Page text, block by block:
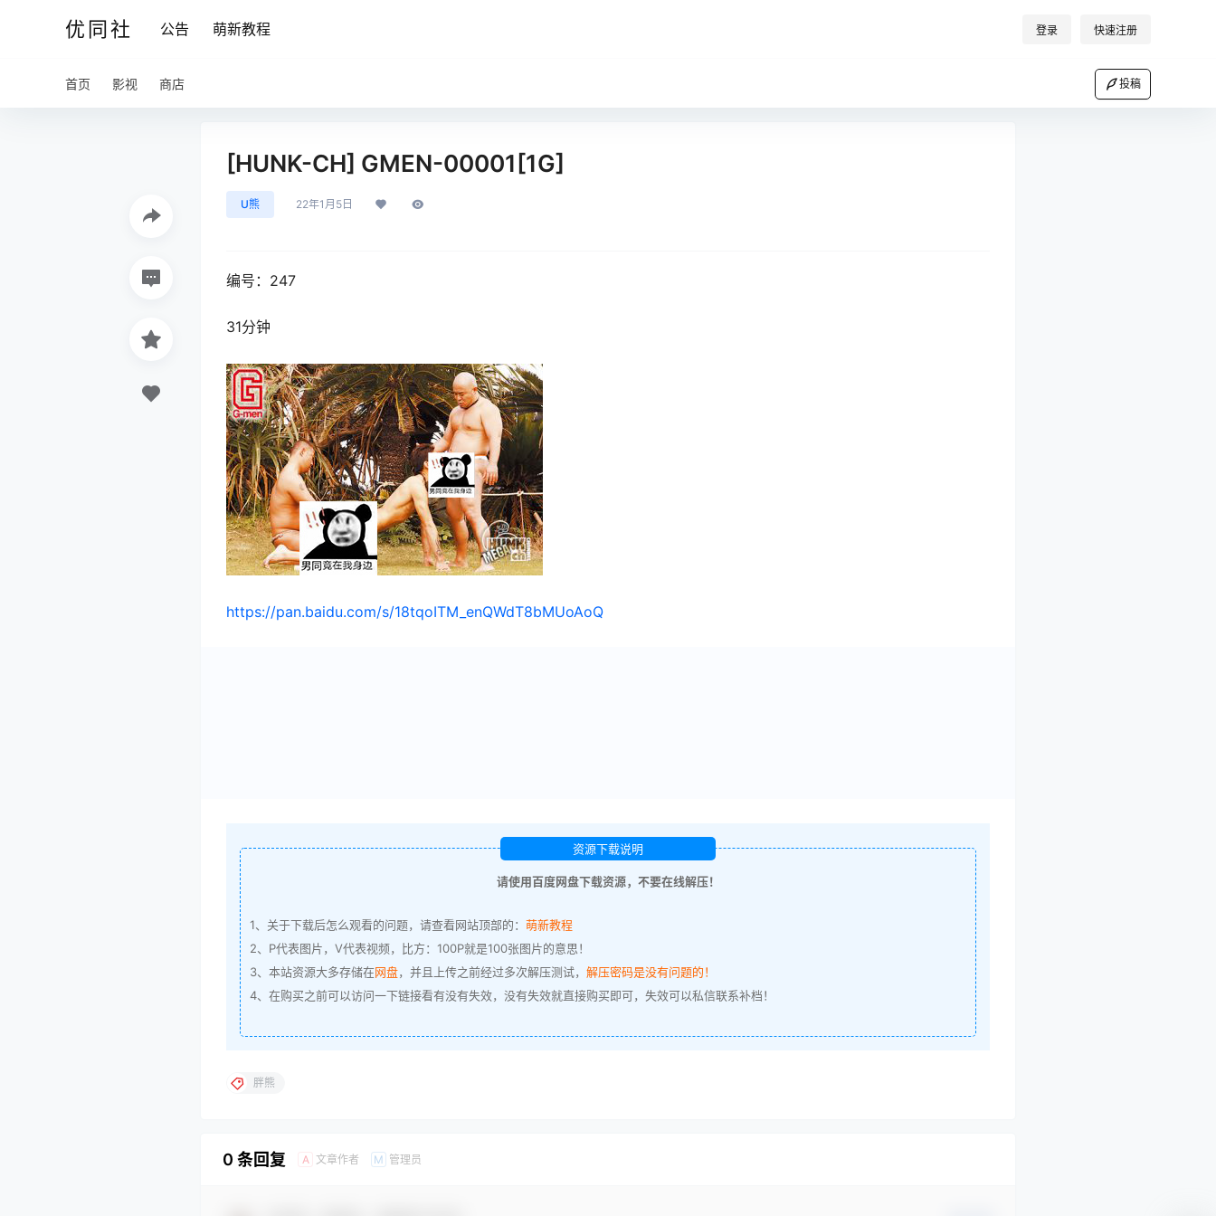
优同社 公告 萌新教程 登录 快速注册
首页 影视 商店 投稿
[HUNK-CH] GMEN-00001[1G]
U熊 22年1月5日
编号：247
31分钟
https://pan.baidu.com/s/18tqoITM_enQWdT8bMUoAoQ
资源下载说明
请使用百度网盘下载资源，不要在线解压！
1、关于下载后怎么观看的问题，请查看网站顶部的： 萌新教程
2、P代表图片，V代表视频，比方：100P就是100张图片的意思！
3、本站资源大多存储在网盘，并且上传之前经过多次解压测试， 解压密码是没有问题的！
4、在购买之前可以访问一下链接看有没有失效，没有失效就直接购买即可，失效可以私信联系补档！
胖熊
0 条回复 A 文章作者 M 管理员